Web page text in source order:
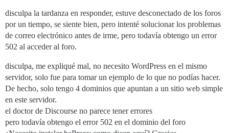
disculpa la tardanza en responder, estuve desconectado de los foros
por un tiempo, se siente bien, pero intenté solucionar los problemas
de correo electrónico antes de irme, pero todavía obtengo un error
502 al acceder al foro.
disculpa, me expliqué mal, no necesito WordPress en el mismo
servidor, solo fue para tomar un ejemplo de lo que no podías hacer.
De hecho, solo tengo 4 dominios que apuntan a un sitio web simple
en este servidor.
el doctor de Discourse no parece tener errores
pero todavía obtengo el error 502 en el dominio del foro